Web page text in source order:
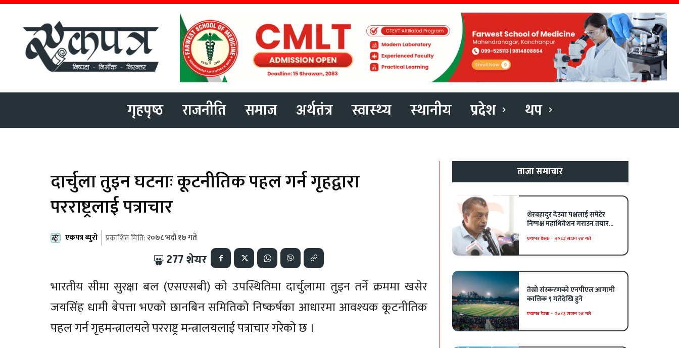
गृहपृष्ठ राजनीति समाज अर्थतंत्र स्वास्थ्य स्थानीय प्रदेश थप
दार्चुला तुइन घटनाः कूटनीतिक पहल गर्न गृहद्वारा
परराष्ट्रलाई पत्राचार
एकपत्र ब्युरो प्रकाशित मिति:२०७८ भदौ १७ गते
277शेयर
भारतीय सीमा सुरक्षा बल (एसएसबी) को उपस्थितिमा दार्चुलामा तुइन तर्ने क्रममा खसेर
जयसिंह धामी बेपत्ता भएको छानबिन समितिको निष्कर्षका आधारमा आवश्यक कूटनीतिक
पहल गर्न गृहमन्त्रालयले परराष्ट्र मन्त्रालयलाई पत्राचार गरेको छ ।
ताजा समाचार
शेरबहादुर देउवा पक्षलाई समेटेर
निष्पक्ष महाधिवेशन गराउन तयार...
एकपत्र डेस्क - २०८३ साउन २४ गते
तेस्रो संस्करणको एनपीएल आगामी
कात्तिक ९ गतेदेखि हुने
एकपत्र डेस्क - २०८३ साउन २४ गते